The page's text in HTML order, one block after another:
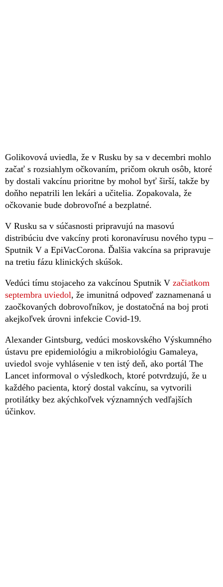
Golikovová uviedla, že v Rusku by sa v decembri mohlo
začať s rozsiahlym očkovaním, pričom okruh osôb, ktoré
by dostali vakcínu prioritne by mohol byť širší, takže by
doňho nepatrili len lekári a učitelia. Zopakovala, že
očkovanie bude dobrovoľné a bezplatné.
V Rusku sa v súčasnosti pripravujú na masovú
distribúciu dve vakcíny proti koronavírusu nového typu –
Sputnik V a EpiVacCorona. Ďalšia vakcína sa pripravuje
na tretiu fázu klinických skúšok.
Vedúci tímu stojaceho za vakcínou Sputnik V začiatkom
septembra uviedol, že imunitná odpoveď zaznamenaná u
zaočkovaných dobrovoľníkov, je dostatočná na boj proti
akejkoľvek úrovni infekcie Covid-19.
Alexander Gintsburg, vedúci moskovského Výskumného
ústavu pre epidemiológiu a mikrobiológiu Gamaleya,
uviedol svoje vyhlásenie v ten istý deň, ako portál The
Lancet informoval o výsledkoch, ktoré potvrdzujú, že u
každého pacienta, ktorý dostal vakcínu, sa vytvorili
protilátky bez akýchkoľvek významných vedľajších
účinkov.